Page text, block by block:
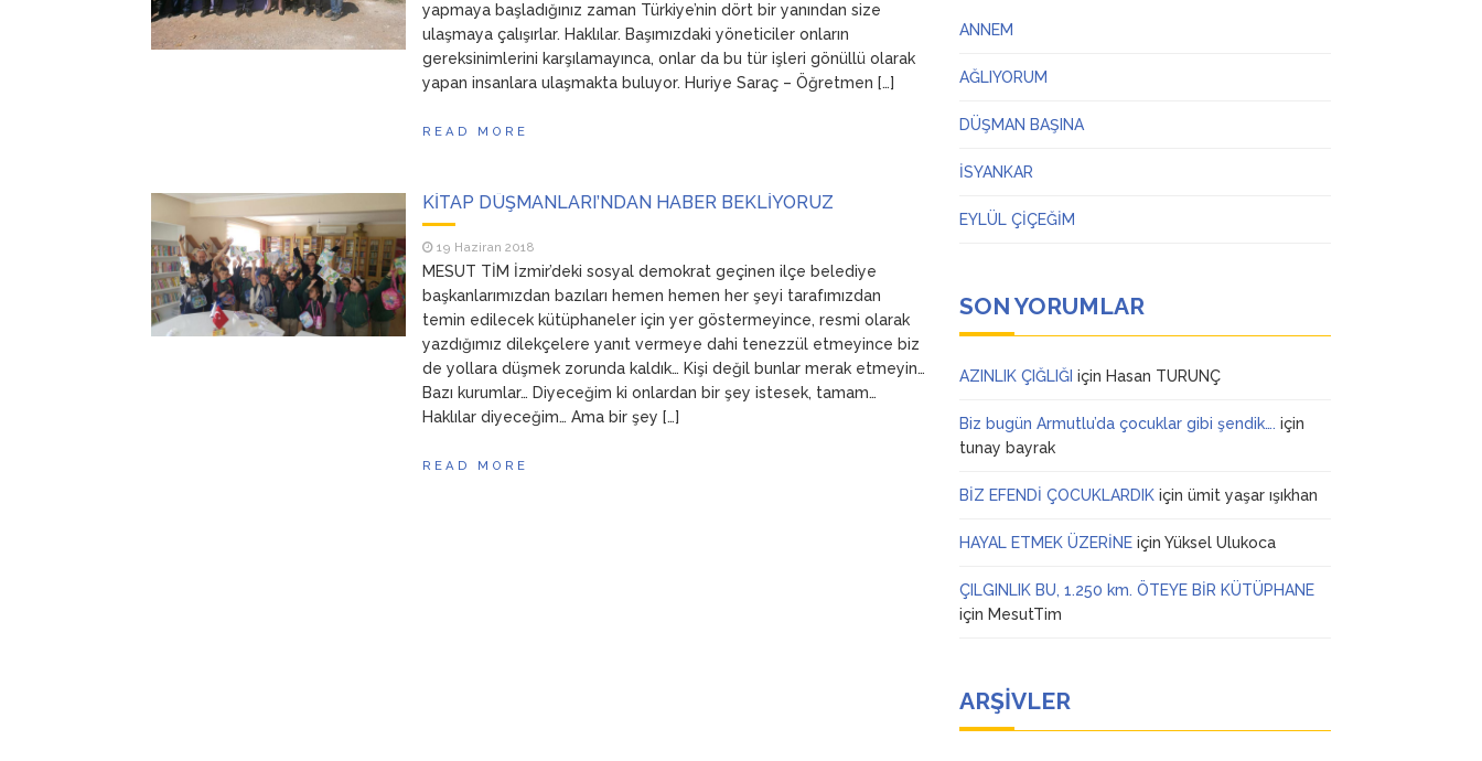
yapmaya başladığınız zaman Türkiye’nin dört bir yanından size
ulaşmaya çalışırlar. Haklılar. Başımızdaki yöneticiler onların
gereksinimlerini karşılamayınca, onlar da bu tür işleri gönüllü olarak
yapan insanlara ulaşmakta buluyor. Huriye Saraç – Öğretmen […]
READ MORE
KİTAP DÜŞMANLARI’NDAN HABER BEKLİYORUZ
19 Haziran 2018
MESUT TİM İzmir’deki sosyal demokrat geçinen ilçe belediye
başkanlarımızdan bazıları hemen hemen her şeyi tarafımızdan
temin edilecek kütüphaneler için yer göstermeyince, resmi olarak
yazdığımız dilekçelere yanıt vermeye dahi tenezzül etmeyince biz
de yollara düşmek zorunda kaldık… Kişi değil bunlar merak etmeyin…
Bazı kurumlar… Diyeceğim ki onlardan bir şey istesek, tamam…
Haklılar diyeceğim… Ama bir şey […]
READ MORE
ANNEM
AĞLIYORUM
DÜŞMAN BAŞINA
İSYANKAR
EYLÜL ÇİÇEĞİM
SON YORUMLAR
AZINLIK ÇIĞLIĞI için Hasan TURUNÇ
Biz bugün Armutlu’da çocuklar gibi şendik…. için
tunay bayrak
BİZ EFENDİ ÇOCUKLARDIK içinümit yaşar ışıkhan
HAYAL ETMEK ÜZERİNE içinYüksel Ulukoca
ÇILGINLIK BU, 1.250 km. ÖTEYE BİR KÜTÜPHANE
için MesutTim
ARŞIVLER